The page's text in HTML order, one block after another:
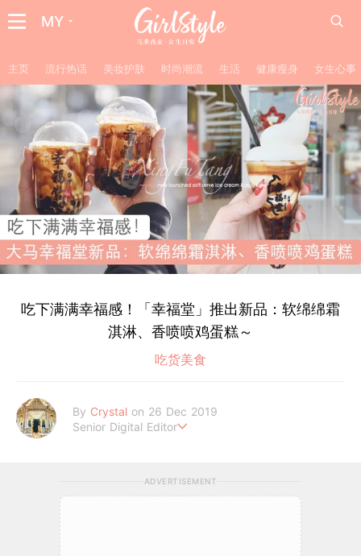
MY
主页 流行热话 美妆护肤 时尚潮流 生活 健康瘦身 女生心事
吃下满满幸福感！「幸福堂」推出新品：软绵绵霜
淇淋、香喷喷鸡蛋糕～
吃货美食
By Crystal on 26 Dec 2019
Senior Digital Editor
ADVERTISEMENT